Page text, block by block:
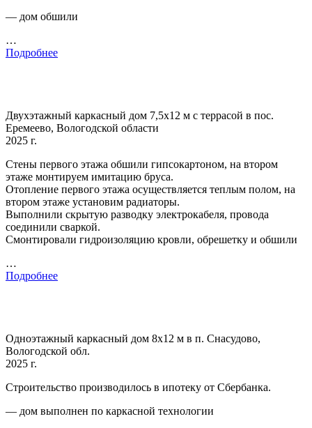
— дом обшили
…
Подробнее
Двухэтажный каркасный дом 7,5х12 м с террасой в пос.
Еремеево, Вологодской области
2025 г.
Стены первого этажа обшили гипсокартоном, на втором
этаже монтируем имитацию бруса.
Отопление первого этажа осуществляется теплым полом, на
втором этаже установим радиаторы.
Выполнили скрытую разводку электрокабеля, провода
соединили сваркой.
Смонтировали гидроизоляцию кровли, обрешетку и обшили
…
Подробнее
Одноэтажный каркасный дом 8х12 м в п. Снасудово,
Вологодской обл.
2025 г.
Строительство производилось в ипотеку от Сбербанка.
— дом выполнен по каркасной технологии